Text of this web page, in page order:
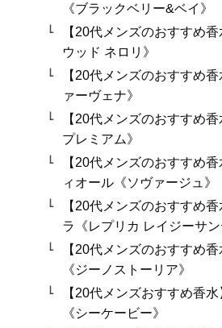
《ブラックベリー&ベイ》
【20代メンズのおすすめ
ウッド ネロリ》
【20代メンズのおすすめ
ァーヴェナ》
【20代メンズのおすすめ
プレミアム》
【20代メンズのおすすめ
ィオール《ソヴァージュ》
【20代メンズのおすすめ
ラ《レプリカ レイジーサン
【20代メンズのおすすめ
《ジーノストーリア》
【20代メンズおすすめ香
《シーケービー》